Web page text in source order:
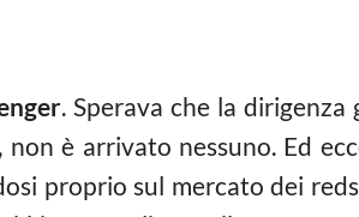
. Sperava che la dirigenza
è arrivato nessuno. Ed
proprio sul mercato dei